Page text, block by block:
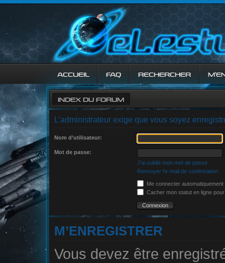
ACCUEIL FAQ RECHERCHER
INDEX DU FORUM
L’administrateur exige que vous soyez
Nom d’utilisateur:
Mot de passe:
J’ai oublié mon mot de passe
Renvoyer l’e-mail de confirmation
Me connecter
Cacher mon statut en ligne
M’ENREGISTRER
Vous devez être